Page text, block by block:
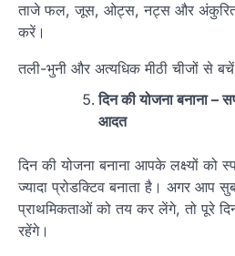
ताजे फल, जूस, ओट्स, नट्स और अंकुरित
करें।
तली-भुनी और अत्यधिक मीठी चीजों से
दिन की योजना बनाना –
आदत
दिन की योजना बनाना आपके लक्ष्यों को
ज्यादा प्रोडक्टिव बनाता है। अगर आप
प्राथमिकताओं को तय कर लेंगे, तो पूरे
रहेंगे।